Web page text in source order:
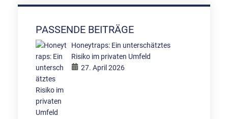
PASSENDE BEITRÄGE
Honeytraps: Ein unterschätztes
Risiko im privaten Umfeld
27. April 2026